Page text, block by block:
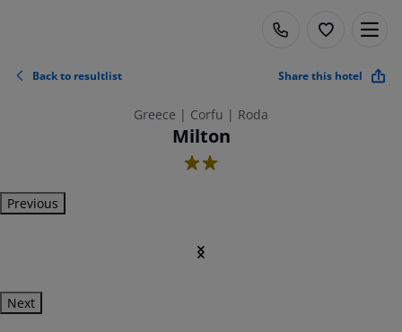
Back to resultlist Share this hotel
Greece | Corfu | Roda
Milton
2
Previous
Next